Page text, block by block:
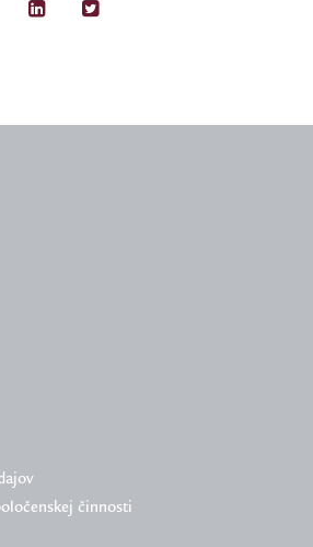
činnosti